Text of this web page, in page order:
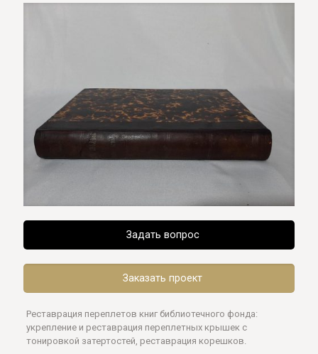
Задать вопрос
Заказать проект
Реставрация переплетов книг библиотечного фонда:
укрепление и реставрация переплетных крышек с
тонировкой затертостей, реставрация корешков.